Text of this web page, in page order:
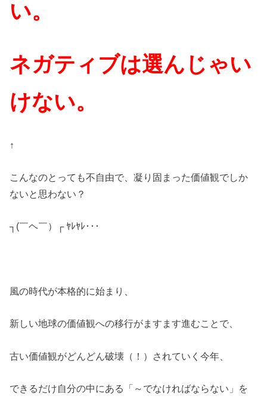
い。
ネガティブは選んじゃい
けない。
↑
こんなのとっても不自由で、凝り固まった価値観でしか
ないと思わない？
┐(￣ヘ￣）┌ ﾔﾚﾔﾚ･･･
風の時代が本格的に始まり、
新しい地球の価値観への移行がますます進むことで、
古い価値観がどんどん破壊（！）されていく今年、
できるだけ自分の中にある「～でなければならない」を